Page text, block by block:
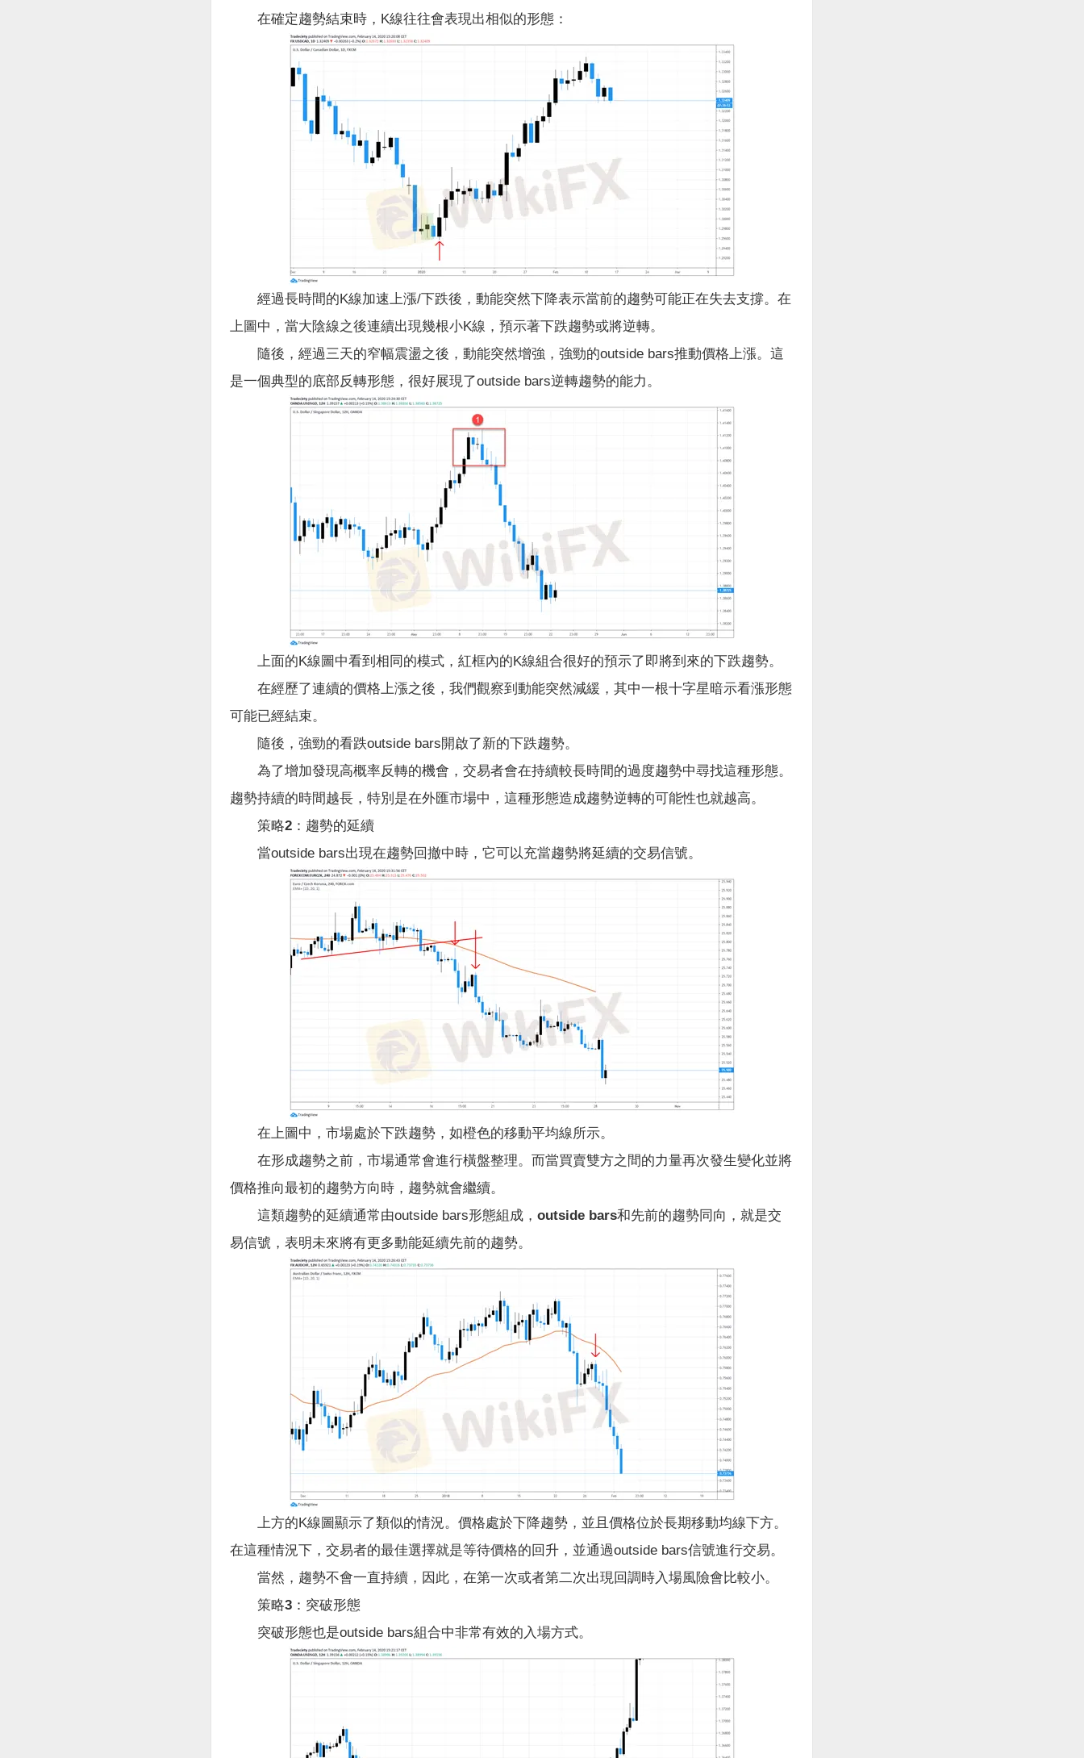
在確定趨勢結束時，K線往往會表現出相似的形態：
經過長時間的K線加速上漲/下跌後，動能突然下降表示當前的趨勢可能正在失去支撐。在
上圖中，當大陰線之後連續出現幾根小K線，預示著下跌趨勢或將逆轉。
隨後，經過三天的窄幅震盪之後，動能突然增強，強勁的outside bars推動價格上漲。這
是一個典型的底部反轉形態，很好展現了outside bars逆轉趨勢的能力。
上面的K線圖中看到相同的模式，紅框內的K線組合很好的預示了即將到來的下跌趨勢。
在經歷了連續的價格上漲之後，我們觀察到動能突然減緩，其中一根十字星暗示看漲形態
可能已經結束。
隨後，強勁的看跌outside bars開啟了新的下跌趨勢。
為了增加發現高概率反轉的機會，交易者會在持續較長時間的過度趨勢中尋找這種形態。
趨勢持續的時間越長，特別是在外匯市場中，這種形態造成趨勢逆轉的可能性也就越高。
策略2：趨勢的延續
當outside bars出現在趨勢回撤中時，它可以充當趨勢將延續的交易信號。
在上圖中，市場處於下跌趨勢，如橙色的移動平均線所示。
在形成趨勢之前，市場通常會進行橫盤整理。而當買賣雙方之間的力量再次發生變化並將
價格推向最初的趨勢方向時，趨勢就會繼續。
這類趨勢的延續通常由outside bars形態組成，outside bars和先前的趨勢同向，就是交
易信號，表明未來將有更多動能延續先前的趨勢。
上方的K線圖顯示了類似的情況。價格處於下降趨勢，並且價格位於長期移動均線下方。
在這種情況下，交易者的最佳選擇就是等待價格的回升，並通過outside bars信號進行交易。
當然，趨勢不會一直持續，因此，在第一次或者第二次出現回調時入場風險會比較小。
策略3：突破形態
突破形態也是outside bars組合中非常有效的入場方式。